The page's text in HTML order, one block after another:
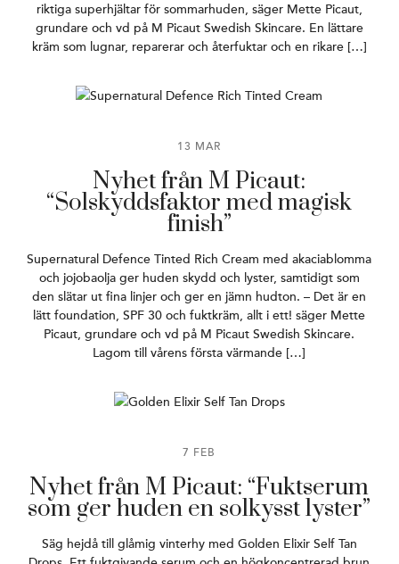
riktiga superhjältar för sommarhuden, säger Mette Picaut,
grundare och vd på M Picaut Swedish Skincare. En lättare
kräm som lugnar, reparerar och återfuktar och en rikare […]
13 MAR
Nyhet från M Picaut:
“Solskyddsfaktor med magisk
finish”
Supernatural Defence Tinted Rich Cream med akaciablomma
och jojobaolja ger huden skydd och lyster, samtidigt som
den slätar ut fina linjer och ger en jämn hudton. – Det är en
lätt foundation, SPF 30 och fuktkräm, allt i ett! säger Mette
Picaut, grundare och vd på M Picaut Swedish Skincare.
Lagom till vårens första värmande […]
7 FEB
Nyhet från M Picaut: “Fuktserum
som ger huden en solkysst lyster”
Säg hejdå till glåmig vinterhy med Golden Elixir Self Tan